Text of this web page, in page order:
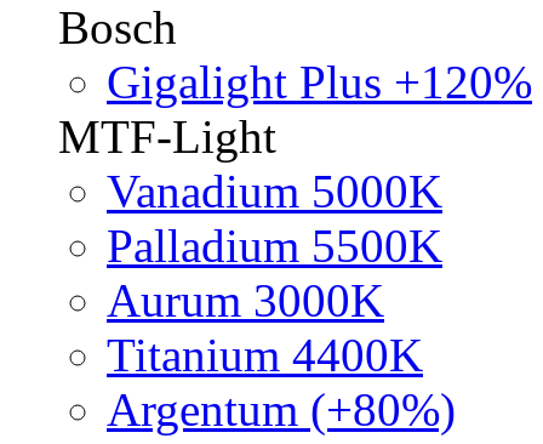
Bosch
Gigalight Plus +120%
MTF-Light
Vanadium 5000K
Palladium 5500K
Aurum 3000K
Titanium 4400K
Argentum (+80%)